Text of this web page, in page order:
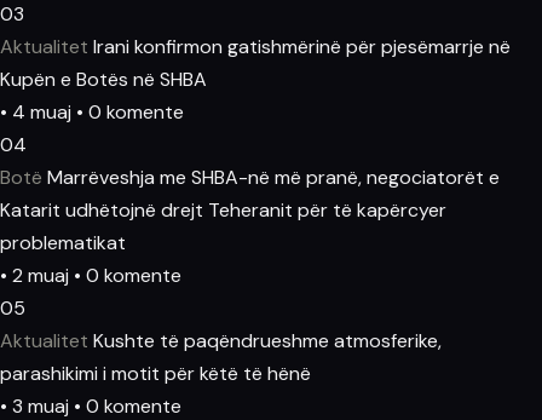
03
Aktualitet Irani konfirmon gatishmërinë për pjesëmarrje në
Kupën e Botës në SHBA
• 4 muaj • 0 komente
04
Botë Marrëveshja me SHBA-në më pranë, negociatorët e
Katarit udhëtojnë drejt Teheranit për të kapërcyer
problematikat
• 2 muaj • 0 komente
05
Aktualitet Kushte të paqëndrueshme atmosferike,
parashikimi i motit për këtë të hënë
• 3 muaj • 0 komente